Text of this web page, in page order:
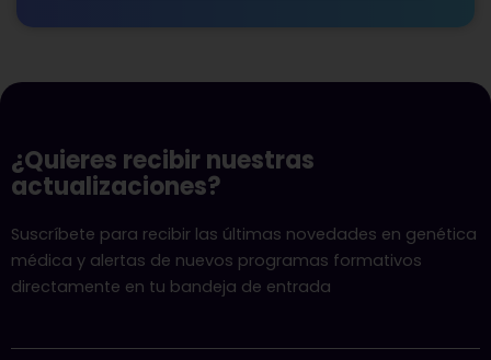
¿Quieres recibir nuestras
actualizaciones?
Suscríbete para recibir las últimas novedades en genética
médica y alertas de nuevos programas formativos
directamente en tu bandeja de entrada